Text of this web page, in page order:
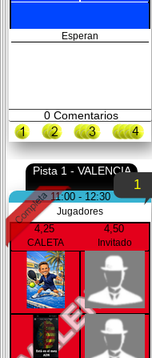
Esperan
0Comentarios
Pista 1 - VALENCIA
11:00 - 12:30
Jugadores
4,25
CALETA
4,50
Invitado
1